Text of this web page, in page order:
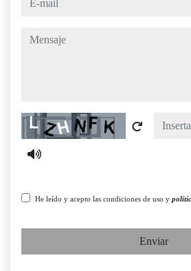
mensaje
Captcha
He leído y acepto las condiciones de uso y
Enviar